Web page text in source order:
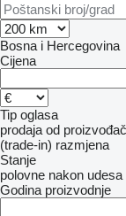
Bosna i Hercegovina
Cijena
Tip oglasa
prodaja od
(trade-in) razmjena
Stanje
polovne nakon udesa
Godina proizvodnje